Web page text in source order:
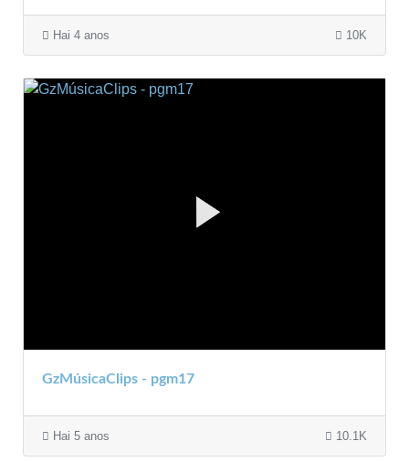
Hai 4 anos 10K
GzMúsicaClips - pgm17
Hai 5 anos 10.1K